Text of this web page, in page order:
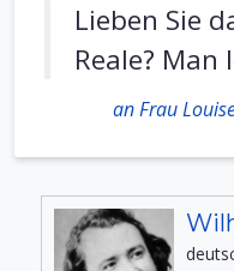
Lieben Sie
Reale?
an Frau